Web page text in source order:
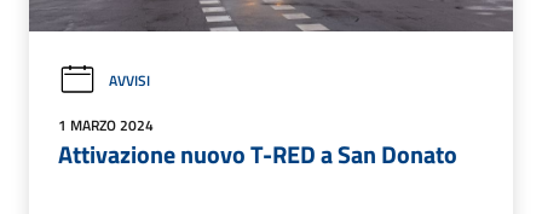
AVVISI
1 MARZO 2024
Attivazione nuovo T-RED a San Donato